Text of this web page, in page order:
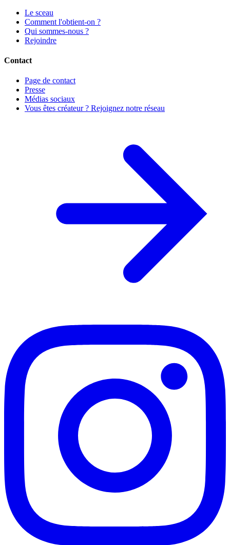
Le sceau
Comment l'obtient-on ?
Qui sommes-nous ?
Rejoindre
Contact
Page de contact
Presse
Médias sociaux
Vous êtes créateur ? Rejoignez notre réseau